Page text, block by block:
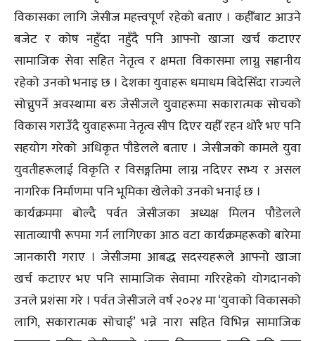
विकासका लागि जेसीज महत्त्वपूर्ण रहेको बताए । कहीँबाट आउने
बजेट र कोष नहुँदा नहुँदै पनि आफ्नो खाजा खर्च कटाएर
सामाजिक सेवा सहित नेतृत्व र क्षमता विकासमा लाग्नु सह्रानीय
रहेको उनको भनाइ छ । देशका युवाहरू धमाधम बिदेसिँदा राज्यले
सोच्नुपर्ने अवस्थामा बरु जेसीजले युवाहरूमा सकारात्मक सोचको
विकास गराउँदै युवाहरूमा नेतृत्व सीप दिएर यहीँ रहन थोरै भए पनि
सहयोग गरेको अधिकृत पौडेलले बताए । जेसीजको कामले युवा
युवतीहरूलाई विकृति र विसङ्गतिमा लाग्न नदिएर सभ्य र असल
नागरिक निर्माणमा पनि भूमिका खेलेको उनको भनाई छ ।
कार्यक्रममा बोल्दै पर्वत जेसीजका अध्यक्ष मिलन पौडेलले
साताव्यापी रूपमा गर्न लागिएका आठ वटा कार्यक्रमहरूको बारेमा
जानकारी गराए । जेसीजमा आबद्ध सदस्यहरूले आफ्नो खाजा
खर्च कटाएर भए पनि सामाजिक सेवामा गरिरहेको योगदानको
उनले प्रशंसा गरे । पर्वत जेसीजले वर्ष २०२४ मा ‘युवाको विकासको
लागि, सकारात्मक सोचाई’ भन्ने नारा सहित विभिन्न सामाजिक